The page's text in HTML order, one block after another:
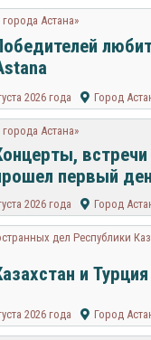
Астана»
2026 года Город
Астана»
первый
2026 года Город
дел Республики
и
2026 года Город